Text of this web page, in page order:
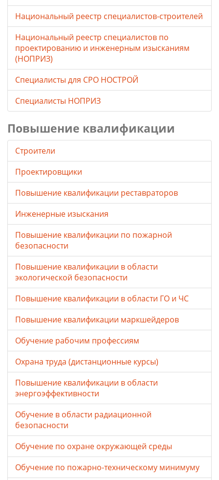
Национальный реестр специалистов-строителей
Национальный реестр специалистов по
проектированию и инженерным изысканиям
(НОПРИЗ)
Специалисты для СРО НОСТРОЙ
Специалисты НОПРИЗ
Повышение квалификации
Строители
Проектировщики
Повышение квалификации реставраторов
Инженерные изыскания
Повышение квалификации по пожарной
безопасности
Повышение квалификации в области
экологической безопасности
Повышение квалификации в области ГО и ЧС
Повышение квалификации маркшейдеров
Обучение рабочим профессиям
Охрана труда (дистанционные курсы)
Повышение квалификации в области
энергоэффективности
Обучение в области радиационной
безопасности
Обучение по охране окружающей среды
Обучение по пожарно-техническому минимуму